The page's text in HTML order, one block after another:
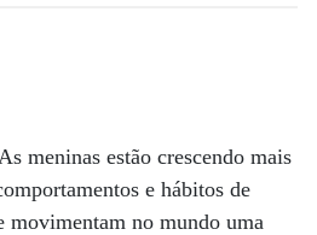
meninas estão crescendo mais
e hábitos de
movimentam no mundo uma